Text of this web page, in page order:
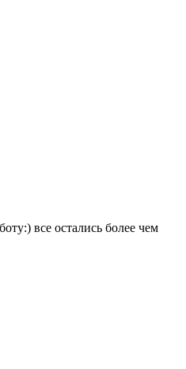
все остались более чем